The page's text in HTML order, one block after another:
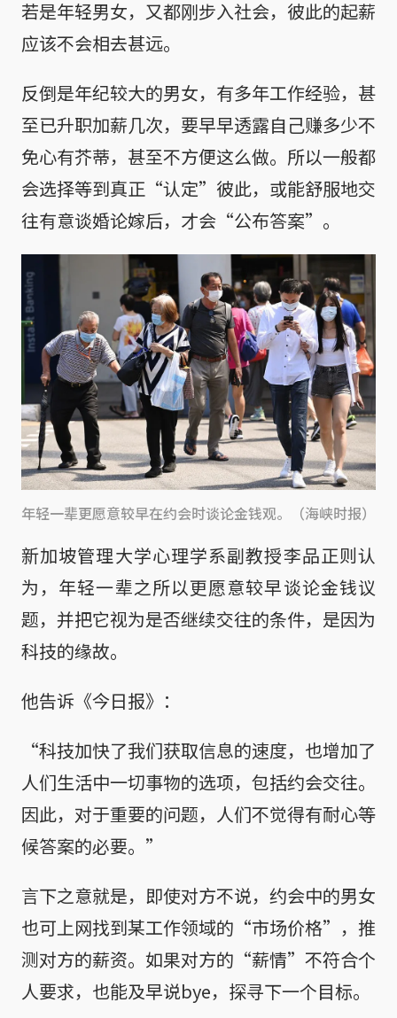
若是年轻男女，又都刚步入社会，彼此的起薪
应该不会相去甚远。
反倒是年纪较大的男女，有多年工作经验，甚
至已升职加薪几次，要早早透露自己赚多少不
免心有芥蒂，甚至不方便这么做。所以一般都
会选择等到真正“认定”彼此，或能舒服地交
往有意谈婚论嫁后，才会“公布答案”。
年轻一辈更愿意较早在约会时谈论金钱观。（海峡时报）
新加坡管理大学心理学系副教授李品正则认
为，年轻一辈之所以更愿意较早谈论金钱议
题，并把它视为是否继续交往的条件，是因为
科技的缘故。
他告诉《今日报》：
“科技加快了我们获取信息的速度，也增加了
人们生活中一切事物的选项，包括约会交往。
因此，对于重要的问题，人们不觉得有耐心等
候答案的必要。”
言下之意就是，即使对方不说，约会中的男女
也可上网找到某工作领域的“市场价格”，推
测对方的薪资。如果对方的“薪情”不符合个
人要求，也能及早说bye，探寻下一个目标。